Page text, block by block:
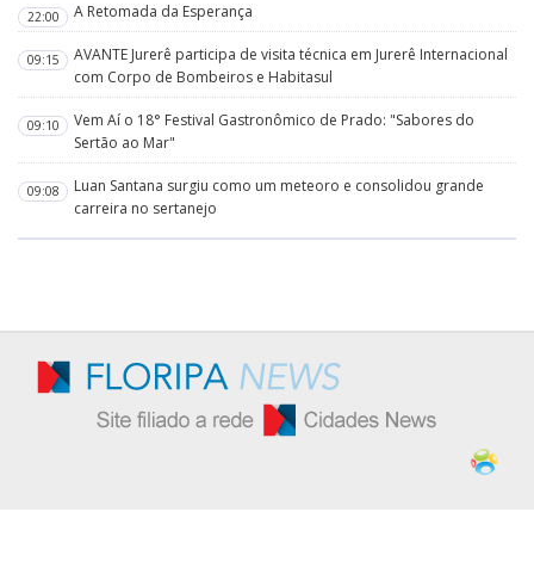
22:00 A Retomada da Esperança
09:15
AVANTE Jurerê participa de visita técnica em Jurerê Internacional
com Corpo de Bombeiros e Habitasul
09:10
Vem Aí o 18° Festival Gastronômico de Prado: "Sabores do
Sertão ao Mar"
09:08
Luan Santana surgiu como um meteoro e consolidou grande
carreira no sertanejo